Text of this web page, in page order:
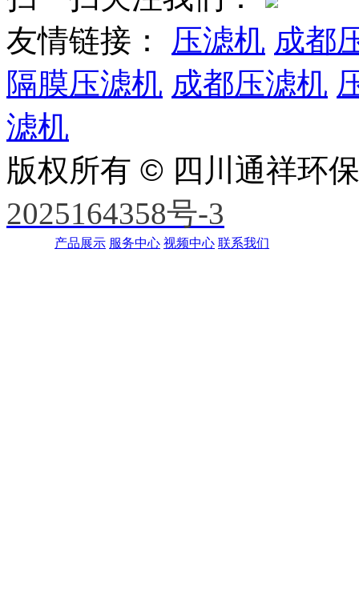
友情链接：
压滤机 成都
隔膜压滤机 成都压滤机
滤机
版权所有 © 四川通祥环
2025164358号-3
产品展示 服务中心 视频中心 联系我们